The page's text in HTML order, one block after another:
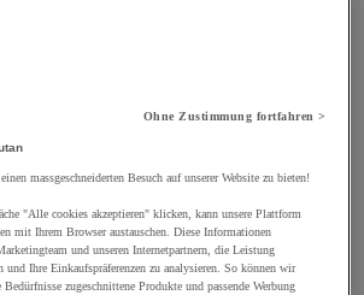
Fenster und Tore
Ohne Zustimmung fortfahren >
massgeschneiderten Besuch auf unserer Website zu bieten!
"Alle cookies akzeptieren" klicken, kann unsere Plattform
mit Ihrem Browser austauschen. Diese Informationen
und unseren Internetpartnern, die Leistung
und Ihre Einkaufspräferenzen zu analysieren. So können wir
Bedürfnisse zugeschnittene Produkte und passende Werbung